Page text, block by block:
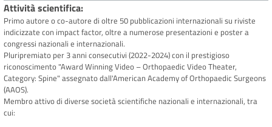
Attività scientifica
Primo autore o co-autore di oltre 50 pubblicazioni internazionali su riviste
indicizzate con impact factor, oltre a numerose presentazioni e poster a
congressi nazionali e internazionali.
Pluripremiato per 3 anni consecutivi (2022-2024) con il prestigioso
riconoscimento "Award Winning Video – Orthopaedic Video Theater,
Category: Spine" assegnato dall'American Academy of Orthopaedic Surgeons
(AAOS).
Membro attivo di diverse società scientifiche nazionali e internazionali, tra
cui: